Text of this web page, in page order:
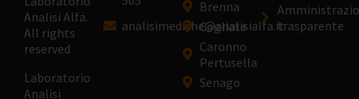
Analisi Alfa.
All rights
reserved
Laboratorio
Analisi
analisimediche@analisialfa.it
Brenna
Cogliate
Caronno
Pertusella
Senago
trasparente